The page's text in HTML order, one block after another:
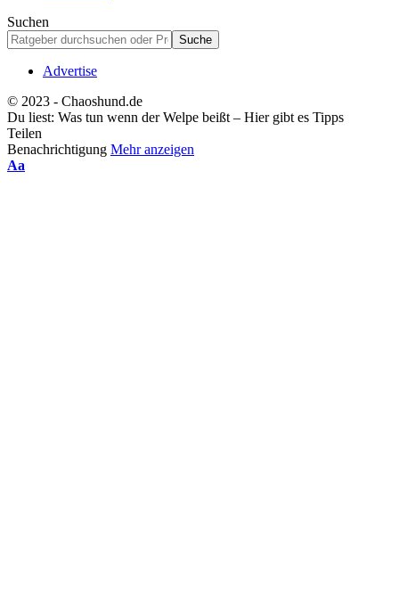
Suchen
Advertise
© 2023 - Chaoshund.de
Du liest: Was tun wenn der Welpe beißt – Hier gibt es Tipps
Teilen
Benachrichtigung Mehr anzeigen
Schriftgrößenanpassung
Aa